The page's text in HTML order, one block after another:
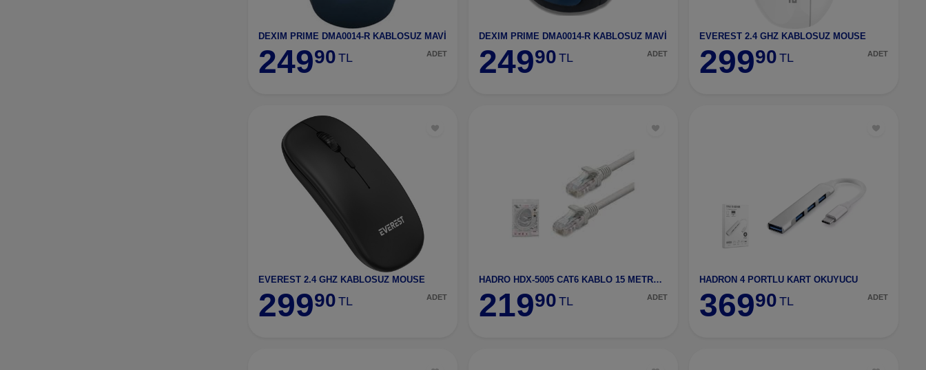
DEXIM PRIME DMA0014-R KABLOSUZ MAVİ
24990 TL ADET
DEXIM PRIME DMA0014-R KABLOSUZ MAVİ
24990 TL ADET
EVEREST 2.4 GHZ KABLOSUZ MOUSE
29990 TL ADET
EVEREST 2.4 GHZ KABLOSUZ MOUSE
29990 TL ADET
HADRO HDX-5005 CAT6 KABLO 15 METRE İNTERNET KABLO
21990 TL ADET
HADRON 4 PORTLU KART OKUYUCU
36990 TL ADET